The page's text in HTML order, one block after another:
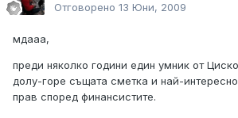
Отговорено 13 Юни, 2009
мдааа,
преди няколко години един умник от
долу-горе същата сметка и най-
прав според финансистите.